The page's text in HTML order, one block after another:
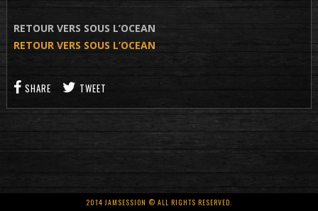
RETOUR VERS SOUS L’OCEAN
RETOUR VERS SOUS L’OCEAN
SHARE TWEET
2014 JAMSESSION © ALL RIGHTS RESERVED.